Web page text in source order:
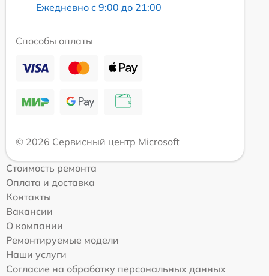
Ежедневно с 9:00 до 21:00
Способы оплаты
© 2026 Сервисный центр Microsoft
Стоимость ремонта
Оплата и доставка
Контакты
Вакансии
О компании
Ремонтируемые модели
Наши услуги
Согласие на обработку персональных данных